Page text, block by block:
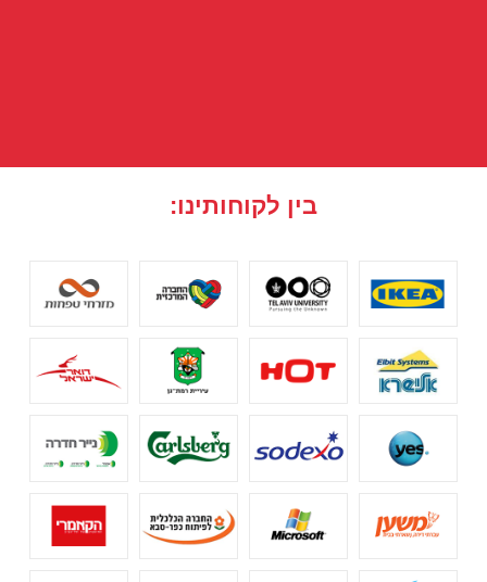
בין לקוחותינו: